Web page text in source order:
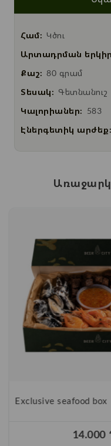
Համ: Կծու
Արտադրման
Քաշ: 80 գրամ
Տեսակ: Գետնանուշ
Կալորիաներ: 583
Էներգետիկ արժեք:
Exclusive seafood box
14.000